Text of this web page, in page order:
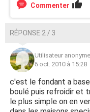
Commenter
RÉPONSE 2 / 3
Utilisateur anonyme
6 oct. 2010 à 15:28
c'est le fondant a
boulé puis refroidir et
le plus simple on en